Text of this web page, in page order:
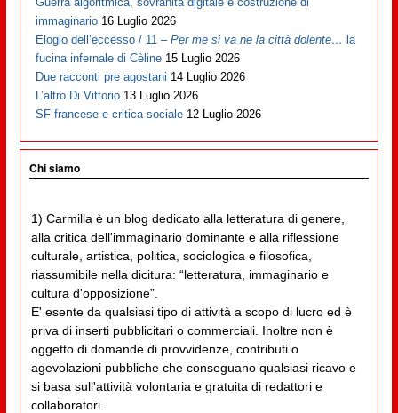
immaginario 16 Luglio 2026
Elogio dell’eccesso / 11 –Per me si va ne la città dolente… la
fucina infernale di Cèline 15 Luglio 2026
Due racconti pre agostani 14 Luglio 2026
L’altro Di Vittorio 13 Luglio 2026
SF francese e critica sociale 12 Luglio 2026
Chi siamo
1) Carmilla è un blog dedicato alla letteratura di genere,
alla critica dell'immaginario dominante e alla riflessione
culturale, artistica, politica, sociologica e filosofica,
riassumibile nella dicitura: “letteratura, immaginario e
cultura d'opposizione”.
E' esente da qualsiasi tipo di attività a scopo di lucro ed è
priva di inserti pubblicitari o commerciali. Inoltre non è
oggetto di domande di provvidenze, contributi o
agevolazioni pubbliche che conseguano qualsiasi ricavo e
si basa sull'attività volontaria e gratuita di redattori e
collaboratori.